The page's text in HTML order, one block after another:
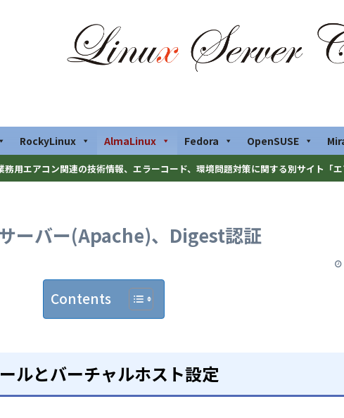
RockyLinux AlmaLinux Fedora OpenSUSE
務用エアコン関連の技術情報、エラーコード、環境問題対策に関する別サイト「
ーバー(Apache)、Digest認証
Contents
ルとバーチャルホスト設定